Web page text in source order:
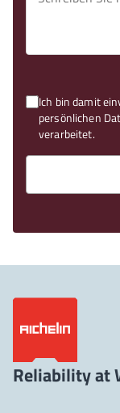
Ich bin damit
persönlichen
verarbeitet.
Reliability at